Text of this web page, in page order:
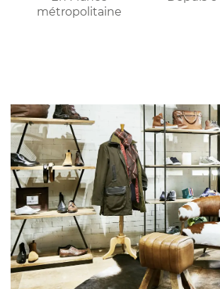
métropolitaine